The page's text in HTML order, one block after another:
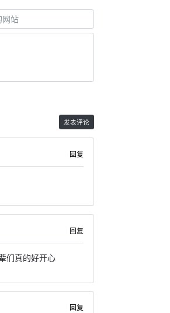
回复
回复
们真的好开心
回复